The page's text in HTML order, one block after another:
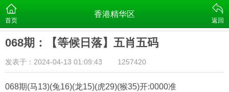
首页
香港精华区
返回
068期：【等候日落】五肖五码
发表于：2024-04-13 01:09:43 1257420
068期(马13)(兔16)(龙15)(虎29)(猴35)开:0000准